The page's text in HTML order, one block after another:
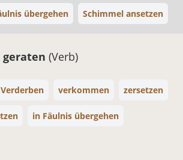
übergehen Schimmel ansetzen
(Verb)
Verderben verkommen zersetzen
in Fäulnis übergehen